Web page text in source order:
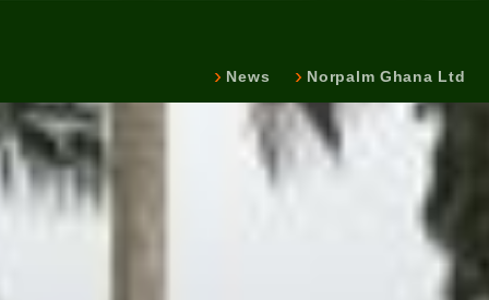
News Norpalm Ghana Ltd